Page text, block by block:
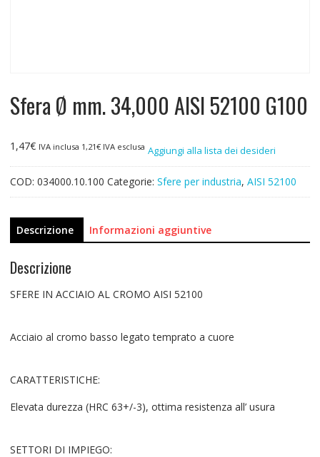
Sfera Ø mm. 34,000 AISI 52100 G100
1,47€ IVA inclusa 1,21€IVA esclusa Aggiungi alla lista dei desideri
COD: 034000.10.100 Categorie: Sfere per industria, AISI 52100
Descrizione Informazioni aggiuntive
Descrizione
SFERE IN ACCIAIO AL CROMO AISI 52100
Acciaio al cromo basso legato temprato a cuore
CARATTERISTICHE:
Elevata durezza (HRC 63+/-3), ottima resistenza all’ usura
SETTORI DI IMPIEGO: